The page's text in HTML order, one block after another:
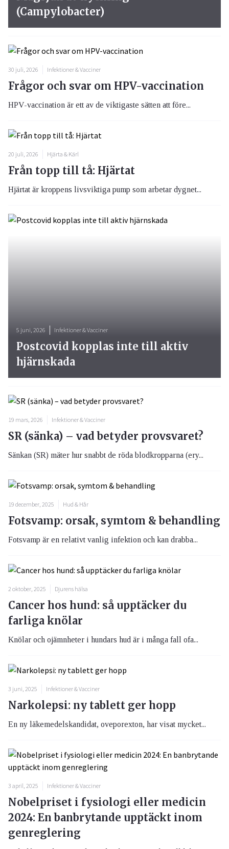
30 juli, 2026 Infektioner & Vacciner
Frågor och svar om HPV-vaccination
HPV-vaccination är ett av de viktigaste sätten att före...
20 juli, 2026 Hjärta & Kärl
Från topp till tå: Hjärtat
Hjärtat är kroppens livsviktiga pump som arbetar dygnet...
(Campylobacter)
5 juni, 2026 Infektioner & Vacciner
Postcovid kopplas inte till aktiv
hjärnskada
19 mars, 2026 Infektioner & Vacciner
SR (sänka) – vad betyder provsvaret?
Sänkan (SR) mäter hur snabbt de röda blodkropparna (ery...
19 december, 2025 Hud & Hår
Fotsvamp: orsak, symtom & behandling
Fotsvamp är en relativt vanlig infektion och kan drabba...
2 oktober, 2025 Djurens hälsa
Cancer hos hund: så upptäcker du
farliga knölar
Knölar och ojämnheter i hundars hud är i många fall ofa...
3 juni, 2025 Infektioner & Vacciner
Narkolepsi: ny tablett ger hopp
En ny läkemedelskandidat, oveporexton, har visat mycket...
3 april, 2025 Infektioner & Vacciner
Nobelpriset i fysiologi eller medicin
2024: En banbrytande upptäckt inom
genreglering